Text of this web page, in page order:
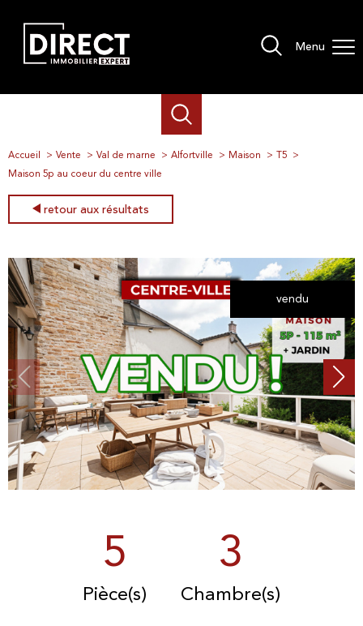
Menu
Accueil Vente Val de marne Alfortville Maison
T5
Maison 5p au coeur du centre ville
retour aux résultats
vendu
5
Pièce(s)
3
Chambre(s)